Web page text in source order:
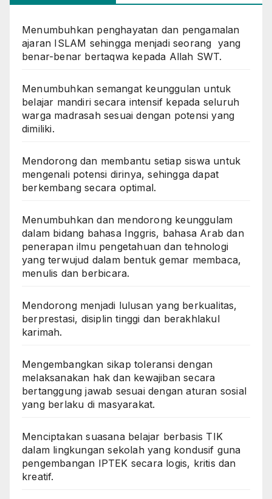
Menumbuhkan penghayatan dan pengamalan
ajaran ISLAM sehingga menjadi seorang yang
benar-benar bertaqwa kepada Allah SWT.
Menumbuhkan semangat keunggulan untuk
belajar mandiri secara intensif kepada seluruh
warga madrasah sesuai dengan potensi yang
dimiliki.
Mendorong dan membantu setiap siswa untuk
mengenali potensi dirinya, sehingga dapat
berkembang secara optimal.
Menumbuhkan dan mendorong keunggulam
dalam bidang bahasa Inggris, bahasa Arab dan
penerapan ilmu pengetahuan dan tehnologi
yang terwujud dalam bentuk gemar membaca,
menulis dan berbicara.
Mendorong menjadi lulusan yang berkualitas,
berprestasi, disiplin tinggi dan berakhlakul
karimah.
Mengembangkan sikap toleransi dengan
melaksanakan hak dan kewajiban secara
bertanggung jawab sesuai dengan aturan sosial
yang berlaku di masyarakat.
Menciptakan suasana belajar berbasis TIK
dalam lingkungan sekolah yang kondusif guna
pengembangan IPTEK secara logis, kritis dan
kreatif.